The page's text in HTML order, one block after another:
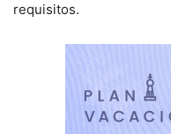
requisitos.